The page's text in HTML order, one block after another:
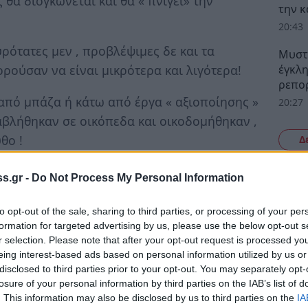
- Do Not Process My Personal Information
opt-out of the sale, sharing to third parties, or processing of your
for targeted advertising by us, please use the below opt-out
selection. Please note that after your opt-out request is processed
interest-based ads based on personal information utilized by us
to third parties prior to your opt-out. You may separately
of your personal information by third parties on the IAB’s list of
This information may also be disclosed by us to third parties on the
μεν , προβλέψιμες δε και τα
να είναι μικρότερα και λιγότερα!
μπάζα ή κάτω από έργα « αξιοποίησης »
σε οικόπεδα και οικοδομήθηκαν ,
!
, τους φυσικούς και
παραμένει εκμεταλλευτική χρόνια τώρα!
σε οικόπεδα ή γίνονται
η συνεχιζόμενη δράση είναι και
θρηνούμε και αθώα θύματα και θα
την
20:43
20:27